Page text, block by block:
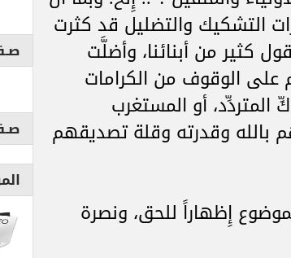
التشكيك والتضليل قد كثرت
كثير من أبنائنا، وأضلَّت
على الوقوف من الكرامات
المتردِّد، أو المستغرب
بالله وقدرته وقلة تصديقهم
إِظهاراً للحق، ونصرة